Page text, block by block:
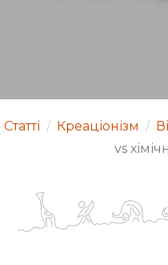
Статті / Креаціонізм /
vs